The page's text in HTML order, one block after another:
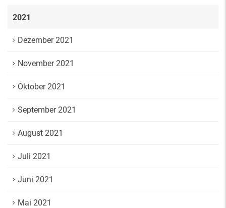
2021
Dezember 2021
November 2021
Oktober 2021
September 2021
August 2021
Juli 2021
Juni 2021
Mai 2021